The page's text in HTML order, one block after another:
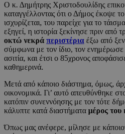
Ο κ. Δημήτρης Χριστοδουλίδης
καταγγέλλοντας ότι ο Δήμος έκοψε
ισχυρίζεται, του παρείχε για το
εξηγεί, η ιστορία ξεκίνησε πριν από
οκτώ νεκρά περιστέρια έξω από
σύμφωνα με τον ίδιο, τον ενημέρωσε
ασιτία, και έτσι ο 85χρονος
καθημερινά.
Μετά από κάποιο διάστημα, όμως,
οικονομικά. Γι’ αυτό απευθύνθηκε
κατόπιν συνεννόησης με τον τότε
κάλυπτε κατά διαστήματα μέρος
Όπως μας ανέφερε, μίλησε με